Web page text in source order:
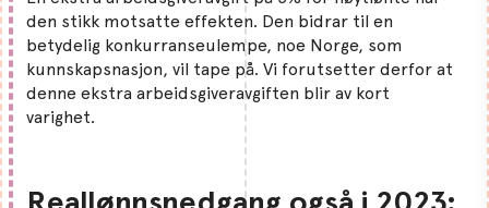
den stikk motsatte effekten. Den bidrar til en
betydelig konkurranseulempe, noe Norge, som
kunnskapsnasjon, vil tape på. Vi forutsetter derfor at
denne ekstra arbeidsgiveravgiften blir av kort
varighet.